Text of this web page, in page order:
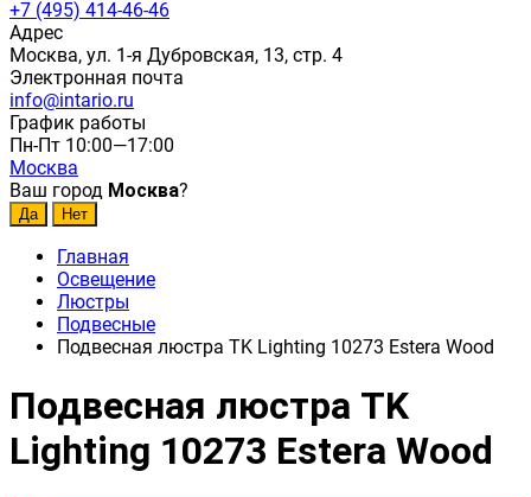
+7 (495) 414-46-46
Адрес
Москва, ул. 1-я Дубровская, 13, стр. 4
Электронная почта
info@intario.ru
График работы
Пн-Пт 10:00—17:00
Москва
Ваш город Москва?
Главная
Освещение
Люстры
Подвесные
Подвесная люстра TK Lighting 10273 Estera Wood
Подвесная люстра TK
Lighting 10273 Estera Wood